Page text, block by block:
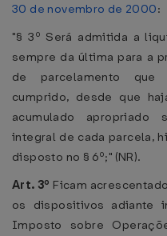
30 de novembro de 2000:
"§ 3º Será admitida a
sempre da última para a
de parcelamento que
cumprido, desde que
acumulado apropriado
integral de cada parcela,
disposto no § 6º;" (NR).
Art. 3º Ficam
os dispositivos adiante
Imposto sobre